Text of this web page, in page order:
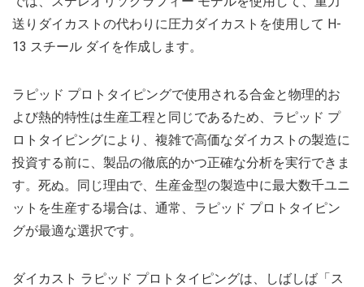
送りダイカストの代わりに圧力ダイカストを使用して H-
13 スチール ダイを作成します。
ラピッド プロトタイピングで使用される合金と物理的お
よび熱的特性は生産工程と同じであるため、ラピッド プ
ロトタイピングにより、複雑で高価なダイカストの製造に
投資する前に、製品の徹底的かつ正確な分析を実行できま
す。死ぬ。同じ理由で、生産金型の製造中に最大数千ユニ
ットを生産する場合は、通常、ラピッド プロトタイピン
グが最適な選択です。
ダイカスト ラピッド プロトタイピングは、しばしば「ス